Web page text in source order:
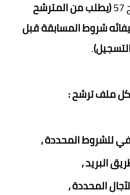
(يطلب من المترشح
شروط المسابقة قبل
.
ملف ترشح :
للشروط المحددة ،
البريد ،
المحددة ،